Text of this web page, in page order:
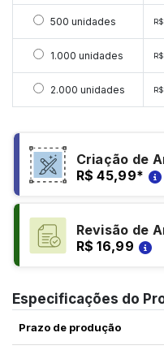
Selecionar 500
500 unidades
Selecionar 1000
1.000 unidades
Selecionar 2000
2.000 unidades
Criação de
R$ 45,99*
Revisão de
R$ 16,99
Especificações do
Prazo de produção